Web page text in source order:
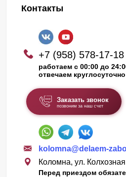
Контакты
+7 (958) 578-17-18
работаем с 00:00 до
отвечаем круглосуточно
Заказать звонок
позвоним за наш счет
kolomna@delaem-
Коломна, ул.
Перед приездом